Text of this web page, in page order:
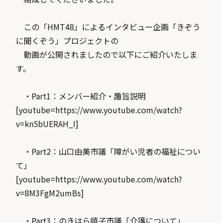
この「HMT48」によるインタビュー企画「きぞう
に聞くぞう」プロジェクトの
動画が公開されましたので以下にご紹介いたしま
す。
・Part1：メンバー紹介・趣旨説明
[youtube=https://www.youtube.com/watch?
v=kn5bUERAH_I]
・Part2：山口由美市議「障がい児者の福祉につい
て」
[youtube=https://www.youtube.com/watch?
v=8M3FgM2umBs]
・Part3：のきはら順子市議「介護について」